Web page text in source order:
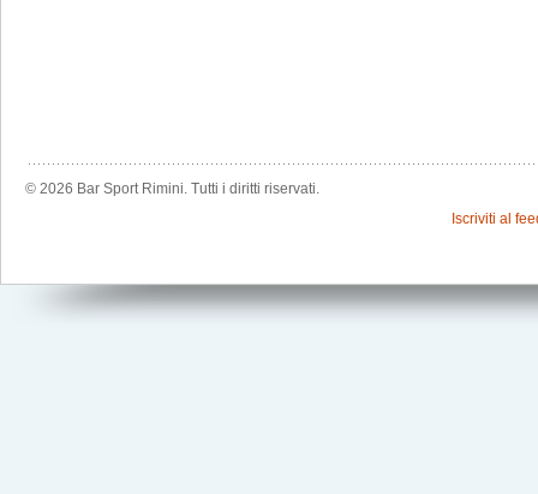
© 2026 Bar Sport Rimini. Tutti i diritti riservati.
Iscriviti al